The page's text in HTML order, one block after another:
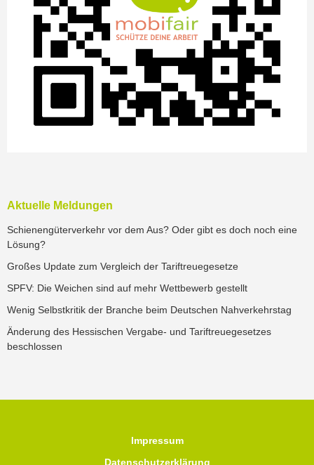
Aktuelle Meldungen
Schienengüterverkehr vor dem Aus? Oder gibt es doch noch eine
Lösung?
Großes Update zum Vergleich der Tariftreuegesetze
SPFV: Die Weichen sind auf mehr Wettbewerb gestellt
Wenig Selbstkritik der Branche beim Deutschen Nahverkehrstag
Änderung des Hessischen Vergabe- und Tariftreuegesetzes
beschlossen
Impressum
Datenschutzerklärung